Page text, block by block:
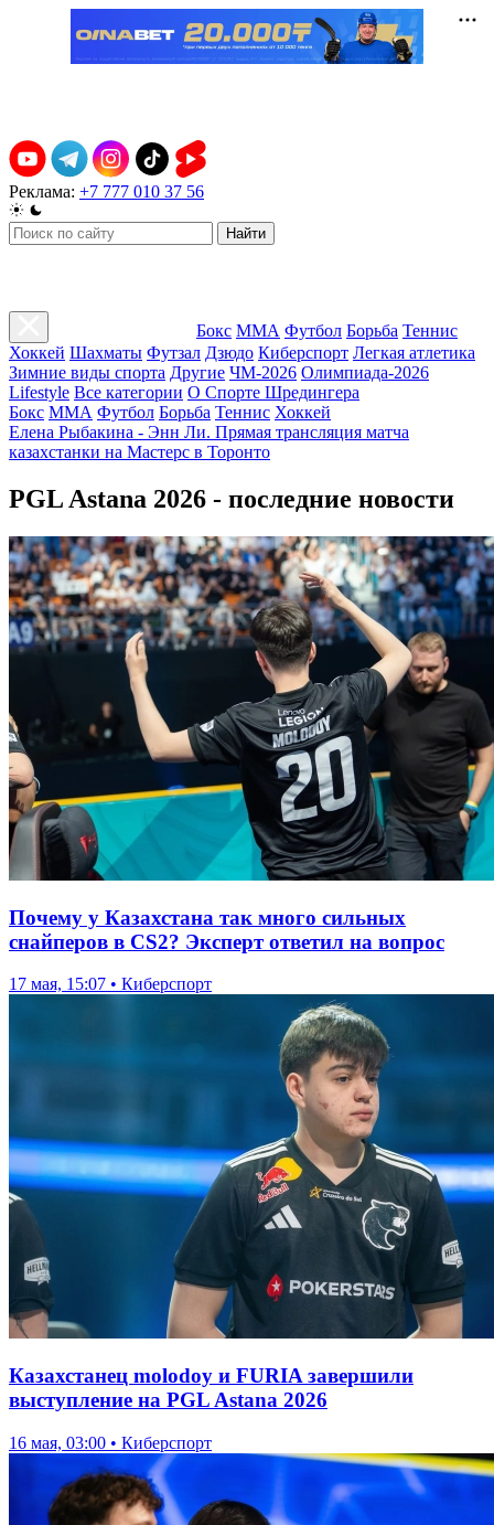
Реклама: +7 777 010 37 56
Найти
Бокс ММА Футбол Борьба Теннис
Хоккей Шахматы Футзал Дзюдо Киберспорт Легкая атлетика
Зимние виды спорта Другие ЧМ-2026 Олимпиада-2026
Lifestyle Все категории О Спорте Шредингера
Бокс ММА Футбол Борьба Теннис Хоккей
Елена Рыбакина - Энн Ли. Прямая трансляция матча
казахстанки на Мастерс в Торонто
PGL Astana 2026 - последние новости
Почему у Казахстана так много сильных
снайперов в CS2? Эксперт ответил на вопрос
17 мая, 15:07 • Киберспорт
Казахстанец molodoy и FURIA завершили
выступление на PGL Astana 2026
16 мая, 03:00 • Киберспорт